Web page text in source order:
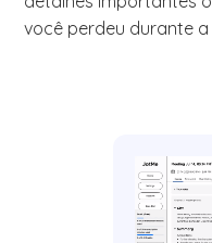
você perdeu durante a